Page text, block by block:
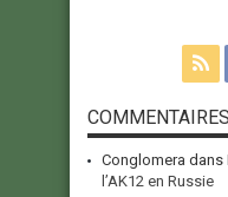
Conglomera dans
l’AK12 en Russie